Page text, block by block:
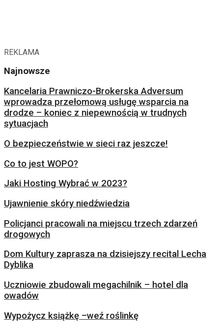
REKLAMA
Najnowsze
Kancelaria Prawniczo-Brokerska Adversum
wprowadza przełomową usługę wsparcia na
drodze – koniec z niepewnością w trudnych
sytuacjach
O bezpieczeństwie w sieci raz jeszcze!
Co to jest WOPO?
Jaki Hosting Wybrać w 2023?
Ujawnienie skóry niedźwiedzia
Policjanci pracowali na miejscu trzech zdarzeń
drogowych
Dom Kultury zaprasza na dzisiejszy recital Lecha
Dyblika
Uczniowie zbudowali megachilnik – hotel dla
owadów
Wypożycz książkę –weź roślinkę